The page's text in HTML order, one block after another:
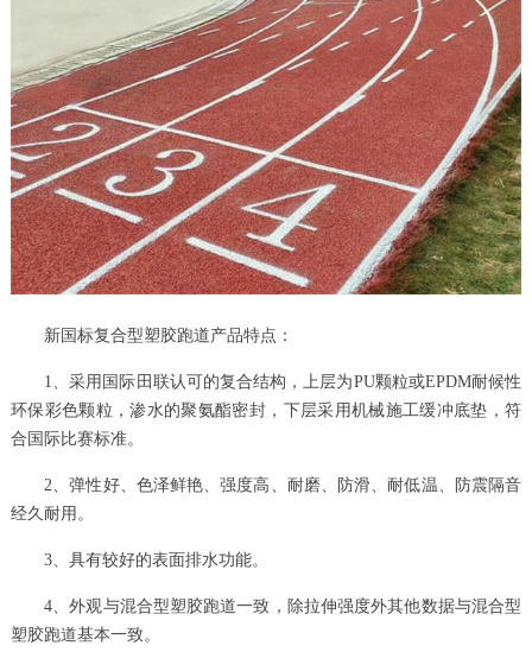
新国标复合型塑胶跑道产品特点：
1、采用国际田联认可的复合结构，上层为PU颗粒或EPDM耐候性
环保彩色颗粒，渗水的聚氨酯密封，下层采用机械施工缓冲底垫，符
合国际比赛标准。
2、弹性好、色泽鲜艳、强度高、耐磨、防滑、耐低温、防震隔音
经久耐用。
3、具有较好的表面排水功能。
4、外观与混合型塑胶跑道一致，除拉伸强度外其他数据与混合型
塑胶跑道基本一致。